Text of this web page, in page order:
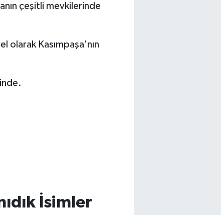
çeşitli mevkilerinde
Kasımpaşa'nın
İsimler